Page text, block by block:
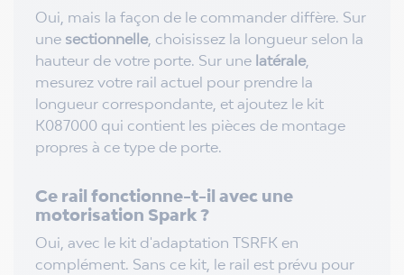
Oui, mais la façon de le commander diffère. Sur
une sectionnelle, choisissez la longueur selon la
hauteur de votre porte. Sur une latérale,
mesurez votre rail actuel pour prendre la
longueur correspondante, et ajoutez le kit
K087000 qui contient les pièces de montage
propres à ce type de porte.
Ce rail fonctionne-t-il avec une
motorisation Spark ?
Oui, avec le kit d'adaptation TSRFK en
complément. Sans ce kit, le rail est prévu pour